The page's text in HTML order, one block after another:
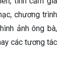
hệ”, hình ảnh
được tái hiện
tình cảm gia
chương trình
ảnh ông bà,